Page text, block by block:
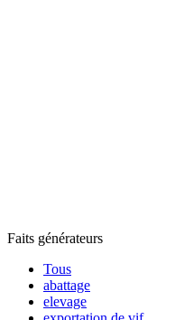
Faits générateurs
Tous
abattage
elevage